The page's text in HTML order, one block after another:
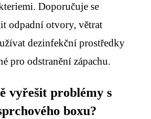
Doporučuje se
odpadní otvory, větrat
dezinfekční prostředky
pro odstranění zápachu.
vyřešit problémy s
boxu?